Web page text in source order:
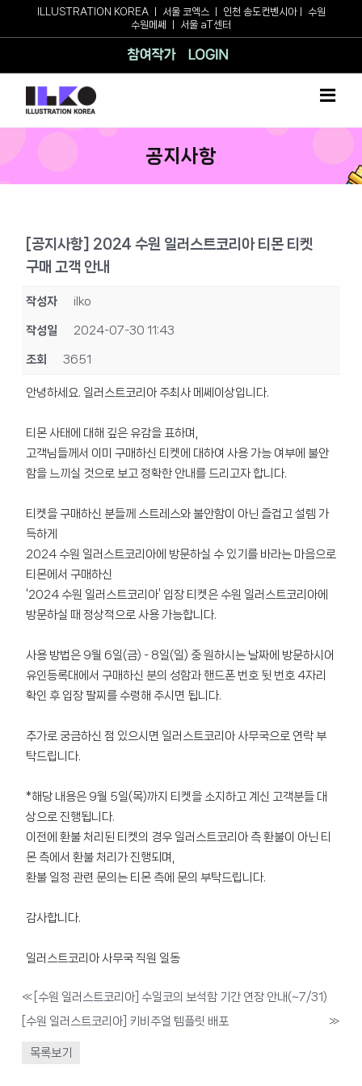
ILLUSTRATION KOREAㅣ 서울 코엑스 인천 송도컨벤시아ㅣ 수원
수원메쎄
서울 aT센터
참여작가
공지사항
[공지사항] 2024 수원 일러스트코리아 티몬 티켓
구매 고객 안내
작성자 ilko
작성일 2024-07-30 11:43
조회 3651
안녕하세요. 일러스트코리아 주최사 메쎄이상입니다.
티몬 사태에 대해 깊은 유감을 표하며,
고객님들께서 이미 구매하신 티켓에 대하여 사용 가능 여부에 불안
함을 느끼실 것으로 보고 정확한 안내를 드리고자 합니다.
티켓을 구매하신 분들께 스트레스와 불안함이 아닌 즐겁고 설렘 가
득하게
2024 수원 일러스트코리아에 방문하실 수 있기를 바라는 마음으로
티몬에서 구매하신
‘2024 수원 일러스트코리아’ 입장 티켓은 수원 일러스트코리아에
방문하실 때 정상적으로 사용 가능합니다.
사용 방법은 9월 6일(금) - 8일(일) 중 원하시는 날짜에 방문하시어
유인등록대에서 구매하신 분의 성함과 핸드폰 번호 뒷 번호 4자리
확인 후 입장 팔찌를 수령해 주시면 됩니다.
추가로 궁금하신 점 있으시면 일러스트코리아 사무국으로 연락 부
탁드립니다.
*해당 내용은 9월 5일(목)까지 티켓을 소지하고 계신 고객분들 대
상으로 진행됩니다.
이전에 환불 처리된 티켓의 경우 일러스트코리아 측 환불이 아닌 티
몬 측에서 환불 처리가 진행되며,
환불 일정 관련 문의는 티몬 측에 문의 부탁드립니다.
감사합니다.
일러스트코리아 사무국 직원 일동
« [수원 일러스트코리아] 수일코의 보석함 기간 연장 안내(~7/31)
[수원 일러스트코리아] 키비주얼 템플릿 배포
»
목록보기